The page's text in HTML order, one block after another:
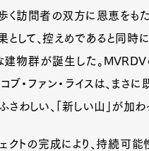
く訪問者の双方に恩恵をも
として、控えめであると同時
建物群が誕生した。
ブ・ファン・ライスは、まさ
ふさわしい、「新しい山」が加
クトの完成により、持続可能